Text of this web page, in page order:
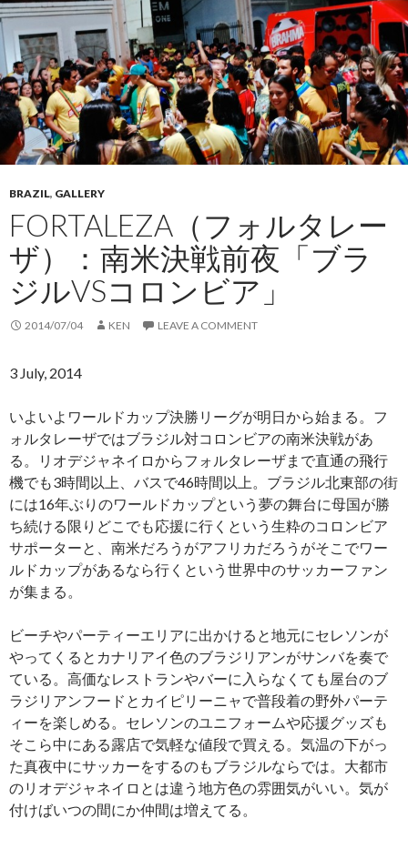
BRAZIL, GALLERY
FORTALEZA（フォルタレー
ザ）：南米決戦前夜「ブラ
ジルVSコロンビア」
2014/07/04 KEN LEAVE A COMMENT
3 July, 2014
いよいよワールドカップ決勝リーグが明日から始まる。フ
ォルタレーザではブラジル対コロンビアの南米決戦があ
る。リオデジャネイロからフォルタレーザまで直通の飛行
機でも3時間以上、バスで46時間以上。ブラジル北東部の街
には16年ぶりのワールドカップという夢の舞台に母国が勝
ち続ける限りどこでも応援に行くという生粋のコロンビア
サポーターと、南米だろうがアフリカだろうがそこでワー
ルドカップがあるなら行くという世界中のサッカーファン
が集まる。
ビーチやパーティーエリアに出かけると地元にセレソンが
やってくるとカナリアイ色のブラジリアンがサンバを奏で
ている。高価なレストランやバーに入らなくても屋台のブ
ラジリアンフードとカイピリーニャで普段着の野外パーテ
ィーを楽しめる。セレソンのユニフォームや応援グッズも
そこら中にある露店で気軽な値段で買える。気温の下がっ
た真夜中にサッカーをするのもブラジルならでは。大都市
のリオデジャネイロとは違う地方色の雰囲気がいい。気が
付けばいつの間にか仲間は増えてる。